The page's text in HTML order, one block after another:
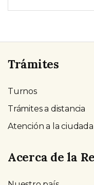
Trámites
Turnos
Trámites a distancia
Atención a la
Acerca de la